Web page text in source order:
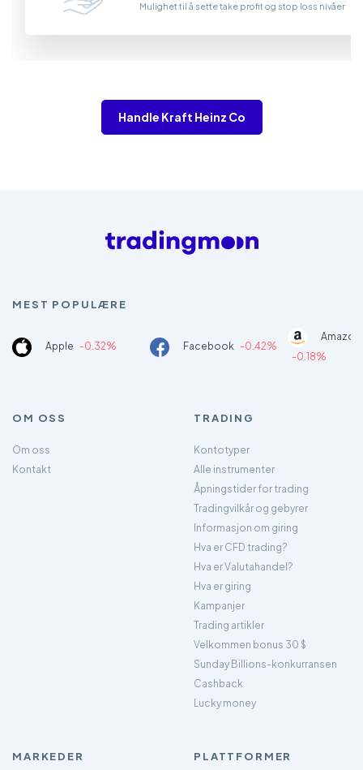
Mulighet til å sette take profit og stop loss nivåer
Handle Kraft Heinz Co
MEST POPULÆRE
Apple -0.32% Facebook -0.42%
-0.18%
OM OSS
Om oss
Kontakt
TRADING
Kontotyper
Alle instrumenter
Åpningstider for trading
Tradingvilkår og gebyrer
Informasjon om giring
Hva er CFD trading?
Hva er Valutahandel?
Hva er giring
Kampanjer
Trading artikler
Velkommen bonus 30 $
Sunday Billions-konkurransen
Cashback
Lucky money
MARKEDER PLATTFORMER